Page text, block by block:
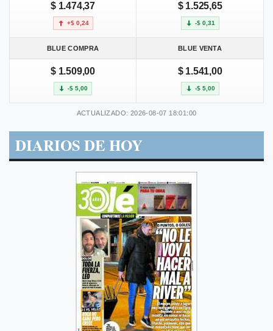
$ 1.474,37
+$ 0,24
$ 1.525,65
-$ 0,31
BLUE COMPRA BLUE VENTA
$ 1.509,00
-$ 5,00
$ 1.541,00
-$ 5,00
ACTUALIZADO: 2026-08-07 18:01:00
DIARIOS DE HOY